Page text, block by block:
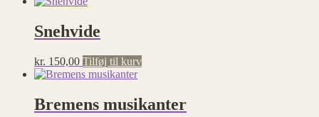
Snehvide
kr. 150,00 Tilføj til kurv
Bremens musikanter